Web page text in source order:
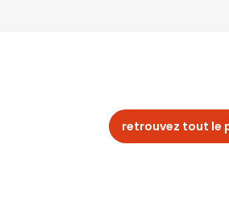
retrouvez tout le